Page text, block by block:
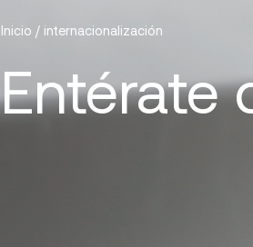
Inicio / internacionalización
Entérate